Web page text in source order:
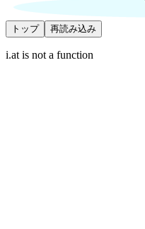
トップ 再読み込み
i.at is not a function